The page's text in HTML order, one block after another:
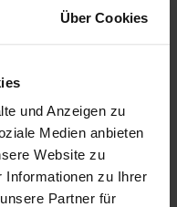
Über Cookies
und Anzeigen zu
Medien anbieten
Website zu
Informationen zu Ihrer
Partner für
Verkaufsberater / Kundenberater – Mehr Als Ein Job (m/w/d)